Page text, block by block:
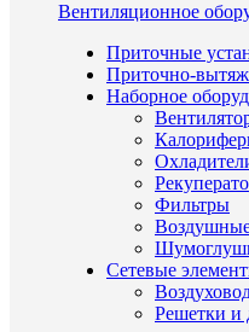
Вентиляционное
Приточные
Приточно-
Наборное
Фильтры
Сетевые
Решетки и